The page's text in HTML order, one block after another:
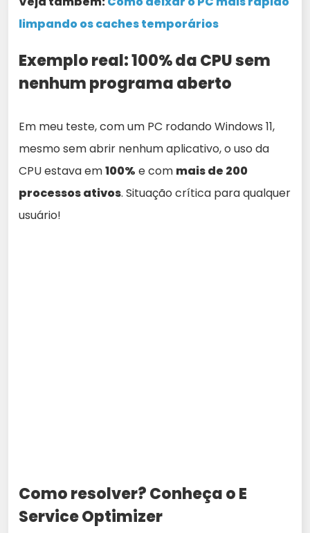
limpando os caches temporários
Exemplo real: 100% da CPU sem
nenhum programa aberto
Em meu teste, com um PC rodando Windows 11,
mesmo sem abrir nenhum aplicativo, o uso da
CPU estava em100% e com mais de 200
processos ativos. Situação crítica para qualquer
usuário!
Como resolver? Conheça o E
Service Optimizer